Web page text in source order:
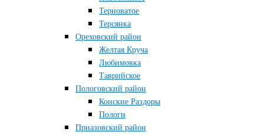
Терноватое
Терсянка
Ореховский район
Желтая Круча
Любимовка
Таврийское
Пологовский район
Конские Раздоры
Пологи
Приазовский район